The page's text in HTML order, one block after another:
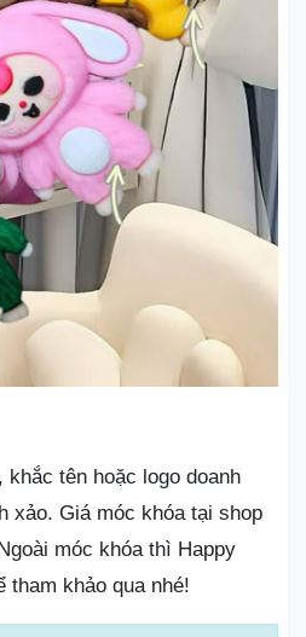
tên hoặc logo doanh
xảo. Giá móc khóa tại shop
móc khóa thì Happy
tham khảo qua nhé!